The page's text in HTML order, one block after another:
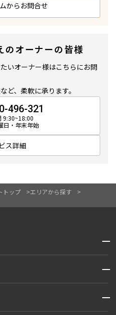
トップ
エリアから探す
からお問合せ
のオーナーの皆様
いオーナー様はこちらにお問
ど、柔軟に承ります。
496-321
9:30~18:00
日・年末年始
ス詳細
開閉
開閉
開閉